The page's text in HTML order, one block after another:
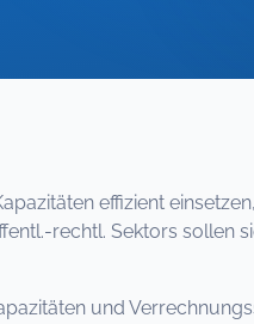
effizient
rechtl. Sektors sollen
und